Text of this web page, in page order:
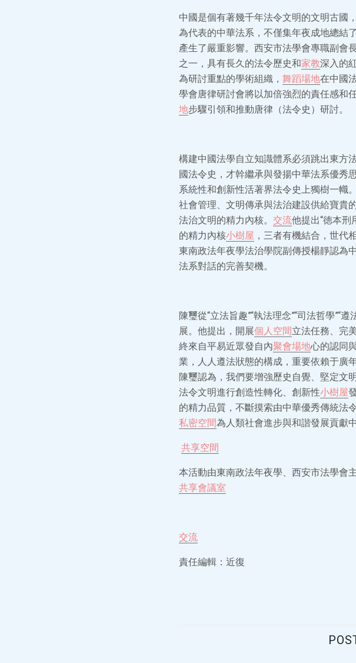
中國是個有著幾千年法令文明的文明古國
為代表的中華法系，不僅集年夜成地總結
產生了嚴重影響。西安市法學會專職副會
之一，具有長久的法令歷史和家教深入的
為研討重點的學術組織， 舞蹈場地在中國
學會唐律研討會將以加倍強烈的責任感和
地步驟引領和推動唐律（法令史）研討。
構建中國法學自立知識體系必須跳出東方
國法令史，才幹繼承與發揚中華法系優秀
系統性和創新性活著界法令史上獨樹一幟
社會管理、文明傳承與法治建設供給寶貴
法治文明的精力內核。 交流他提出“徳本刑
的精力內核小樹屋 ，三者有機結合，世代
東南政法年夜學法治學院副傳授楊靜認為
法系對話的完善契機。
陳璽從“立法旨趣”“執法理念”“司法哲學”“
展。他提出，開展個人空間立法任務、完
終來自平易近眾發自內聚會場地心的認同
業，人人遵法狀態的構成，重要依賴于廣
陳璽認為，我們要增強歷史自覺、堅定文
法令文明進行創造性轉化、創新性小樹屋
的精力品質，不斷摸索由中華優秀傳統法
私密空間為人類社會進步與和諧發展貢獻中
共享空間
本活動由東南政法年夜學、西安市法學會
共享會議室
交流
責任編輯：近復